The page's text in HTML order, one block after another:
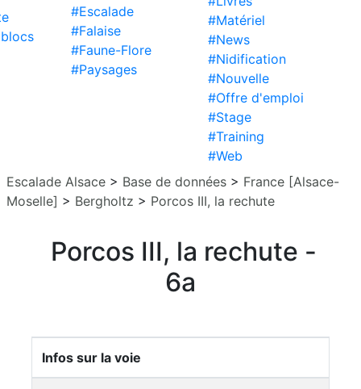
#Escalade
#Falaise
#Faune-Flore
#Paysages
#Matériel
#News
#Nidification
#Nouvelle
#Offre d'emploi
#Stage
#Training
#Web
Escalade Alsace > Base de données > France [Alsace-
Moselle] > Bergholtz > Porcos III, la rechute
Porcos III, la rechute -
6a
Infos sur la voie